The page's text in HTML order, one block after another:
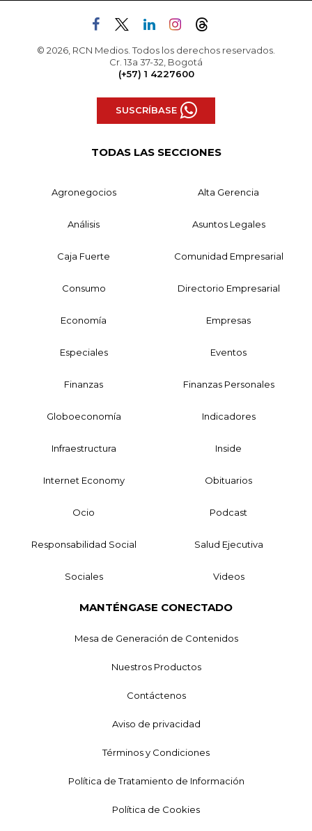
© 2026, RCN Medios. Todos los derechos reservados.
Cr. 13a 37-32, Bogotá
(+57) 1 4227600
SUSCRÍBASE
TODAS LAS SECCIONES
Agronegocios Alta Gerencia
Análisis Asuntos Legales
Caja Fuerte Comunidad Empresarial
Consumo Directorio Empresarial
Economía Empresas
Especiales Eventos
Finanzas Finanzas Personales
Globoeconomía Indicadores
Infraestructura Inside
Internet Economy Obituarios
Ocio Podcast
Responsabilidad Social Salud Ejecutiva
Sociales Videos
MANTÉNGASE CONECTADO
Mesa de Generación de Contenidos
Nuestros Productos
Contáctenos
Aviso de privacidad
Términos y Condiciones
Política de Tratamiento de Información
Política de Cookies